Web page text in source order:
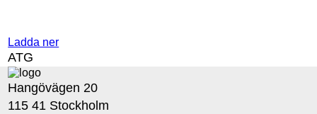
Ladda ner
ATG
Hangövägen 20
115 41 Stockholm